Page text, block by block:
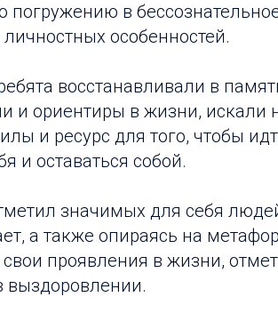
погружению в
особенностей.
восстанавливали в
и ориентиры в жизни, искали
и ресурс для того, чтобы
и оставаться собой.
значимых для себя
а также опираясь на
проявления в жизни,
выздоровлении.